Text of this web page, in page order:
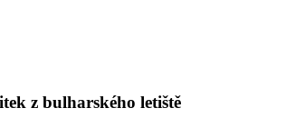
z bulharského letiště